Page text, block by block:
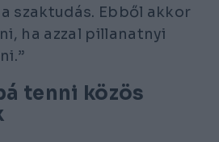
szaktudás. Ebből akkor
ha azzal pillanatnyi
tenni közös